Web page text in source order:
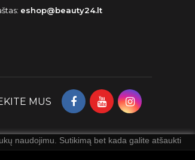
eshop@beauty24.lt
naudojimu. Sutikimą bet kada galite atšaukti
MUS